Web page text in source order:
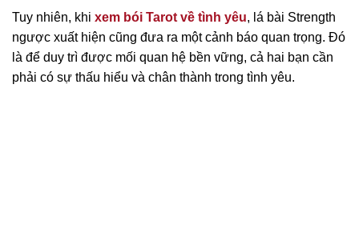
Tuy nhiên, khi xem bói Tarot về tình yêu, lá bài Strength
ngược xuất hiện cũng đưa ra một cảnh báo quan trọng. Đó
là để duy trì được mối quan hệ bền vững, cả hai bạn cần
phải có sự thấu hiểu và chân thành trong tình yêu.